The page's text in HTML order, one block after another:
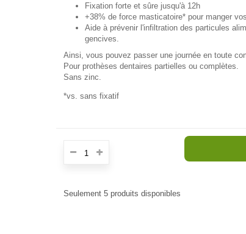
Fixation forte et sûre jusqu'à 12h
+38% de force masticatoire* pour manger
Aide à prévenir l'infiltration des particules
gencives.
Ainsi, vous pouvez passer une journée en toute
Pour prothèses dentaires partielles ou complètes.
Sans zinc.
*vs. sans fixatif
Seulement 5 produits disponibles